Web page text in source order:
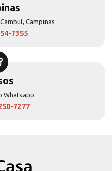
Campinas
7355
Whatsapp
7277